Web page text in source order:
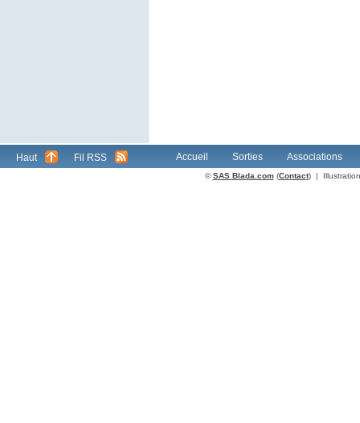
Haut Fil RSS Accueil Sorties Associations
©SAS Blada.com(Contact) |